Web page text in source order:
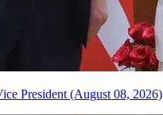
President (August 08, 2026)